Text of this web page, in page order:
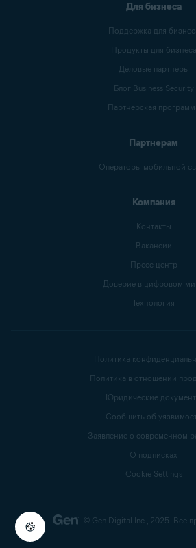
Для бизнеса
Поддержка для
Продукты для бизнеса
Деловые партнеры
Блог Business Security
Партнерская
Партнерам
Операторы мобильной
Компания
Контакты
Вакансии
Пресс-центр
Доверие в цифровом
Технология
© Gen Digital Inc., 2025. Все
Политика
Политика в отношении
Юридические
Сообщить об
Заявление о современном
О подписках
Cookie Settings